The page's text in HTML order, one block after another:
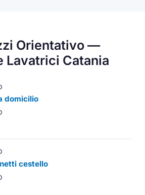
Orientativo —
Lavatrici Catania
domicilio
cestello